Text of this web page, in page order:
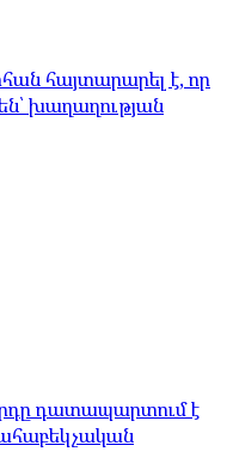
հայտարարել է, որ
խաղաղության
դատապարտում է